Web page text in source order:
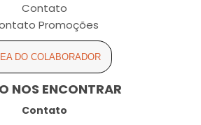
Contato
Promoções
DO COLABORADOR
NOS ENCONTRAR
Contato